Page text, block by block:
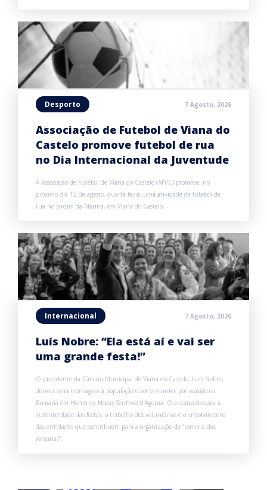
Desporto 7 Agosto, 2026
Associação de Futebol de Viana do
Castelo promove futebol de rua
no Dia Internacional da Juventude
A Associação de Futebol de Viana do Castelo (AFVC) promove, no
próximo dia 12 de agosto, quarta-feira, uma atividade de futebol de
rua no Jardim da Marina, em Viana do Castelo.
Internacional 7 Agosto, 2026
Luís Nobre: “Ela está aí e vai ser
uma grande festa!”
O presidente da Câmara Municipal de Viana do Castelo, Luís Nobre,
deixou uma mensagem à população e aos visitantes por ocasião da
Romaria em Honra de Nossa Senhora d’Agonia. O autarca destaca a
autenticidade das festas, o trabalho dos voluntários e o envolvimento
das entidades que contribuem para a organização da “romaria das
romarias”.